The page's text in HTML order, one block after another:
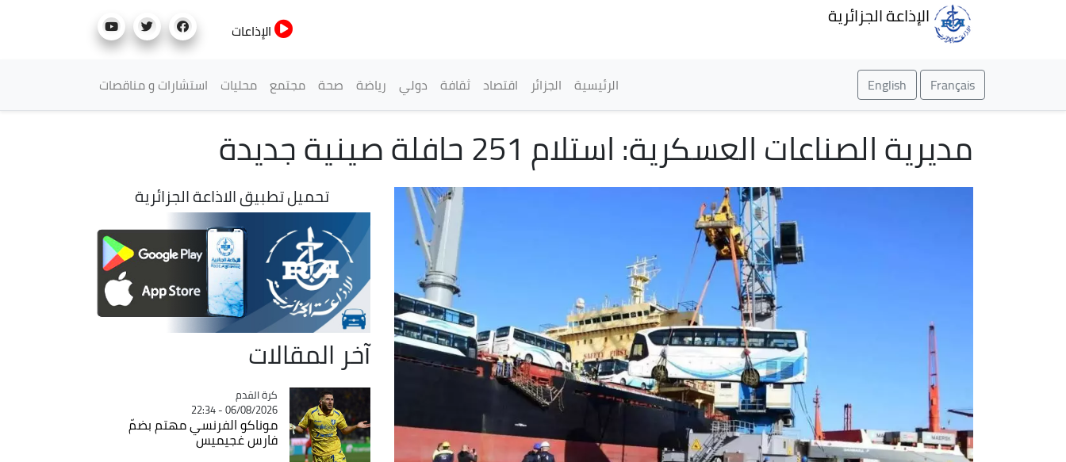
الإذاعة الجزائرية
الإذاعات
Français
English القائمة الرئيسية
الرئيسية الجزائر اقتصاد ثقافة دولي رياضة صحة مجتمع محليات استشارات و مناقصات
مديرية الصناعات العسكرية: استلام 251 حافلة صينية جديدة
تحميل تطبيق الاذاعة الجزائرية
آخر المقالات
Catégorie
كرة القدم
06/08/2026 - 22:34
موناكو الفرنسي مهتم بضمّ
فارس غجيميس